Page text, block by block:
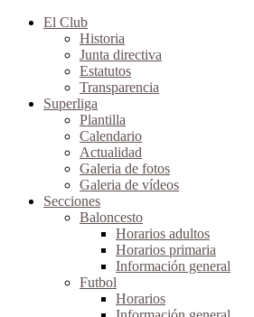
El Club
Historia
Junta directiva
Estatutos
Transparencia
Superliga
Plantilla
Calendario
Actualidad
Galeria de fotos
Galeria de vídeos
Secciones
Baloncesto
Horarios adultos
Horarios primaria
Información general
Futbol
Horarios